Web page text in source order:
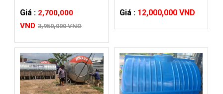
Giá : 2,700,000
VND 3,950,000 VND
Giá : 12,000,000 VND